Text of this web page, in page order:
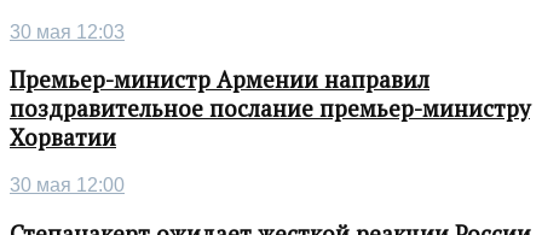
30 мая 12:03
Премьер-министр Армении направил
поздравительное послание премьер-министру
Хорватии
30 мая 12:00